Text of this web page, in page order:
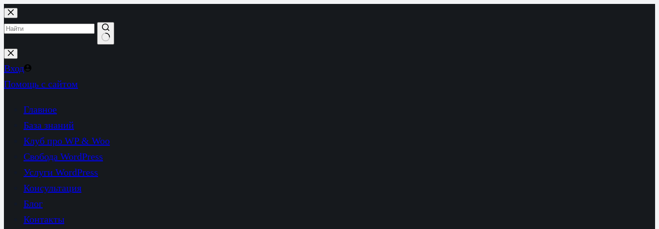
Перейти
к
Ничего
не
найдено
Вход
Помощь с сайтом
Главное
База знаний
Клуб про WP & Woo
Свобода WordPress
Услуги WordPress
Консультация
Блог
Контакты